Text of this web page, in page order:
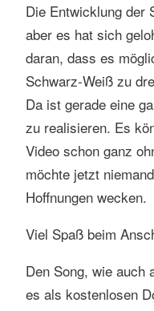
Die Entwicklung der
aber es hat sich
daran, dass es
Schwarz-Weiß zu
Da ist gerade eine
zu realisieren. Es
Video schon ganz
möchte jetzt
Hoffnungen wecken.
Viel Spaß beim
Den Song, wie auch
es als kostenlosen